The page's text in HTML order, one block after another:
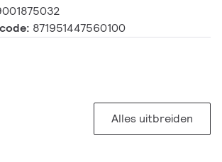
871951447560100
Alles uitbreiden